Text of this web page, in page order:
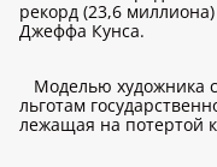
рекорд (23,6
Джеффа Кунса.
Моделью художника
льготам
лежащая на потертой